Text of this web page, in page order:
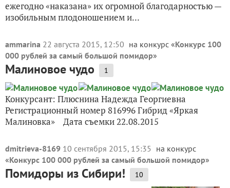
ежегодно «наказана» их огромной благодарностью —
изобильным плодоношением и...
ammarina 22 августа 2015, 12:50 на конкурс «Конкурс 100
000 рублей за самый большой помидор»
Малиновое чудо 1
Конкурсант: Плюснина Надежда Георгиевна
Регистрационный номер 816996 Гибрид «Яркая
Малиновка» Дата съемки 22.08.2015
dmitrieva-8169 10 сентября 2015, 15:35 на конкурс
«Конкурс 100 000 рублей за самый большой помидор»
Помидоры из Сибири! 10